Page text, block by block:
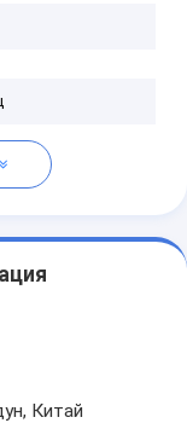
Китай